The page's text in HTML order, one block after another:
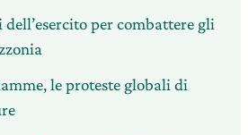
dell’esercito per combattere gli
le proteste globali di